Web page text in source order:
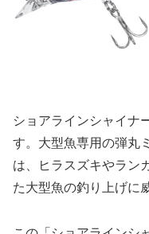
ショアラインシャイナ
す。大型魚専用の弾丸
は、ヒラスズキやラン
た大型魚の釣り上げに